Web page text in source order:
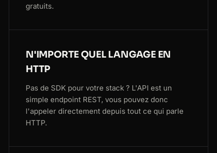
gratuits.
N'IMPORTE QUEL LANGAGE EN
HTTP
Pas de SDK pour votre stack ? L'API est un
simple endpoint REST, vous pouvez donc
l'appeler directement depuis tout ce qui parle
HTTP.